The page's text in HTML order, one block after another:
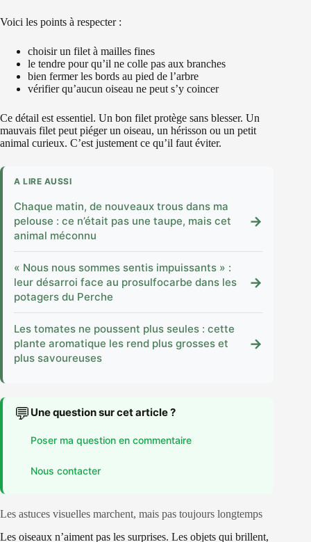
Voici les points à respecter :
choisir un filet à mailles fines
le tendre pour qu’il ne colle pas aux branches
bien fermer les bords au pied de l’arbre
vérifier qu’aucun oiseau ne peut s’y coincer
Ce détail est essentiel. Un bon filet protège sans blesser. Un
mauvais filet peut piéger un oiseau, un hérisson ou un petit
animal curieux. C’est justement ce qu’il faut éviter.
A LIRE AUSSI
Chaque matin, de nouveaux trous dans ma
pelouse : ce n’était pas une taupe, mais cet
animal méconnu
→
« Nous nous sommes sentis impuissants » :
leur désarroi face au prosulfocarbe dans les
potagers du Perche
→
Les tomates ne poussent plus seules : cette
plante aromatique les rend plus grosses et
plus savoureuses
→
💬 Une question sur cet article ?
Poser ma question en commentaire
Nous contacter
Les astuces visuelles marchent, mais pas toujours longtemps
Les oiseaux n’aiment pas les surprises. Les objets qui brillent,